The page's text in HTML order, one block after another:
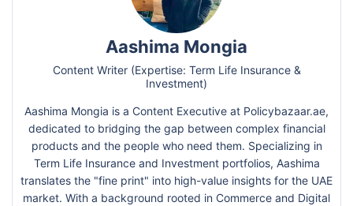
Aashima Mongia
Content Writer (Expertise: Term Life Insurance &
Investment)
Aashima Mongia is a Content Executive at Policybazaar.ae,
dedicated to bridging the gap between complex financial
products and the people who need them. Specializing in
Term Life Insurance and Investment portfolios, Aashima
translates the "fine print" into high-value insights for the UAE
market. With a background rooted in Commerce and Digital